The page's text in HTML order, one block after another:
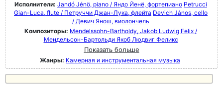
Исполнители: Jandó Jénö, piano / Яндо Йенё, фортепиано Petrucci
Gian-Luca, flute / Петруччи Джан-Лука, флейта Devich János, cello
/ Девич Янош, виолончель
Композиторы: Mendelssohn-Bartholdy, Jakob Ludwig Felix /
Мендельсон-Бартольди Якоб Людвиг Феликс
Показать больше
Жанры: Камерная и инструментальная музыка